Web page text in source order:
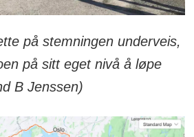
på stemningen underveis,
på sitt eget nivå å løpe
B Jenssen)